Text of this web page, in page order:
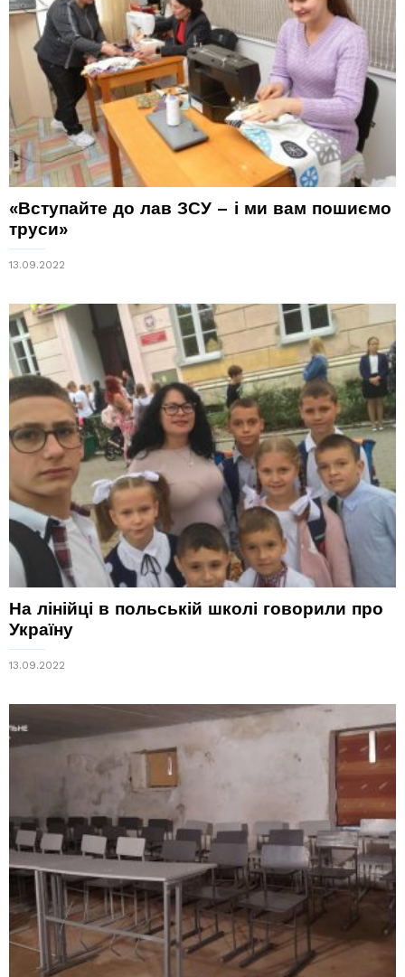
«Вступайте до лав ЗСУ – і ми вам пошиємо
труси»
13.09.2022
На лінійці в польській школі говорили про
Україну
13.09.2022